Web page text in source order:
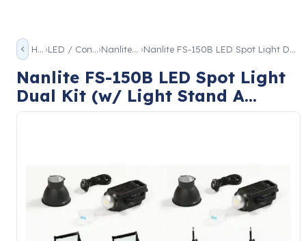
Home LED / Continue licht Nanlite FS Serie Nanlite FS-150B LED Spot Light Dual Kit (w/ Light Stand A…
Nanlite FS-150B LED Spot Light
Dual Kit (w/ Light Stand A...